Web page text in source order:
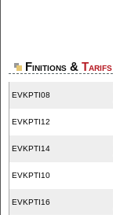
Finitions & Tarifs
EVKPTI08
EVKPTI12
EVKPTI14
EVKPTI10
EVKPTI16